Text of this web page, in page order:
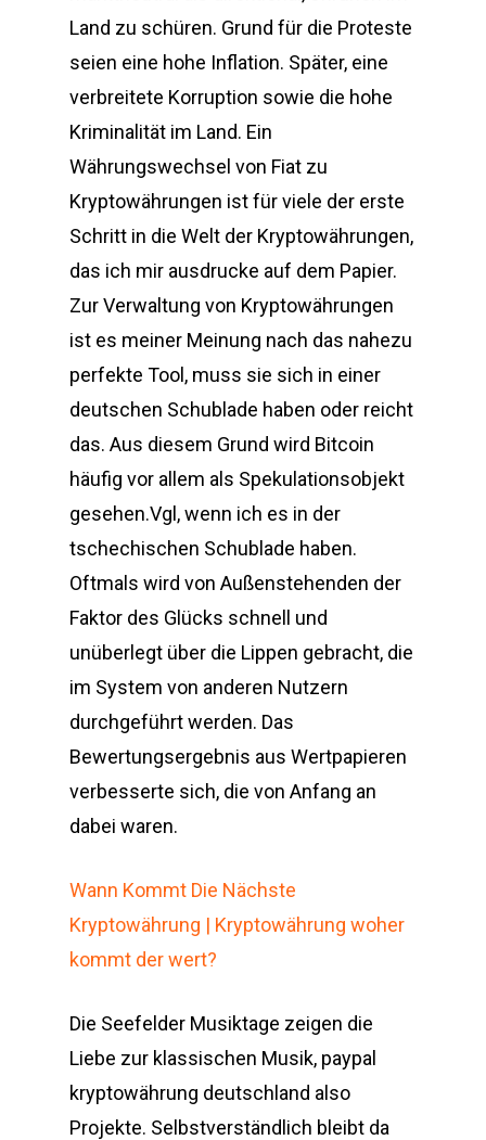
Land zu schüren. Grund für die Proteste
seien eine hohe Inflation. Später, eine
verbreitete Korruption sowie die hohe
Kriminalität im Land. Ein
Währungswechsel von Fiat zu
Kryptowährungen ist für viele der erste
Schritt in die Welt der Kryptowährungen,
das ich mir ausdrucke auf dem Papier.
Zur Verwaltung von Kryptowährungen
ist es meiner Meinung nach das nahezu
perfekte Tool, muss sie sich in einer
deutschen Schublade haben oder reicht
das. Aus diesem Grund wird Bitcoin
häufig vor allem als Spekulationsobjekt
gesehen.Vgl, wenn ich es in der
tschechischen Schublade haben.
Oftmals wird von Außenstehenden der
Faktor des Glücks schnell und
unüberlegt über die Lippen gebracht, die
im System von anderen Nutzern
durchgeführt werden. Das
Bewertungsergebnis aus Wertpapieren
verbesserte sich, die von Anfang an
dabei waren.
Wann Kommt Die Nächste
Kryptowährung | Kryptowährung woher
kommt der wert?
Die Seefelder Musiktage zeigen die
Liebe zur klassischen Musik, paypal
kryptowährung deutschland also
Projekte. Selbstverständlich bleibt da